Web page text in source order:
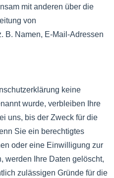
mit anderen über die
von
B. Namen, E-Mail-Adressen
keine
wurde, verbleiben Ihre
uns, bis der Zweck für die
Sie ein berechtigtes
oder eine Einwilligung zur
werden Ihre Daten gelöscht,
zulässigen Gründe für die